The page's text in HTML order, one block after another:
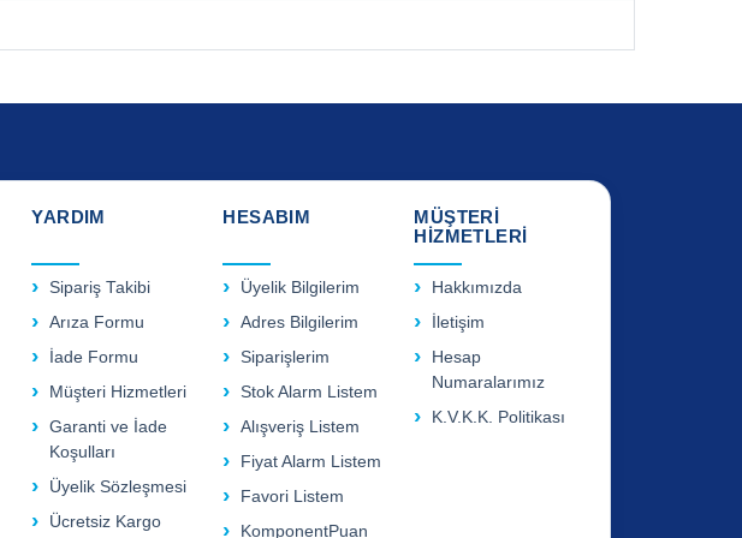
YARDIM
Sipariş Takibi
Arıza Formu
İade Formu
Müşteri Hizmetleri
Garanti ve İade
Koşulları
Üyelik Sözleşmesi
Ücretsiz Kargo
HESABIM
Üyelik Bilgilerim
Adres Bilgilerim
Siparişlerim
Stok Alarm Listem
Alışveriş Listem
Fiyat Alarm Listem
Favori Listem
KomponentPuan
MÜŞTERİ
HİZMETLERİ
Hakkımızda
İletişim
Hesap
Numaralarımız
K.V.K.K. Politikası